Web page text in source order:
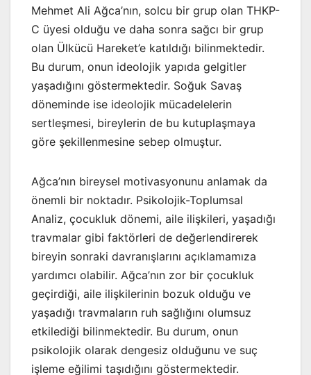
Mehmet Ali Ağca’nın, solcu bir grup olan THKP-
C üyesi olduğu ve daha sonra sağcı bir grup
olan Ülkücü Hareket’e katıldığı bilinmektedir.
Bu durum, onun ideolojik yapıda gelgitler
yaşadığını göstermektedir. Soğuk Savaş
döneminde ise ideolojik mücadelelerin
sertleşmesi, bireylerin de bu kutuplaşmaya
göre şekillenmesine sebep olmuştur.
Ağca’nın bireysel motivasyonunu anlamak da
önemli bir noktadır. Psikolojik-Toplumsal
Analiz, çocukluk dönemi, aile ilişkileri, yaşadığı
travmalar gibi faktörleri de değerlendirerek
bireyin sonraki davranışlarını açıklamamıza
yardımcı olabilir. Ağca’nın zor bir çocukluk
geçirdiği, aile ilişkilerinin bozuk olduğu ve
yaşadığı travmaların ruh sağlığını olumsuz
etkilediği bilinmektedir. Bu durum, onun
psikolojik olarak dengesiz olduğunu ve suç
işleme eğilimi taşıdığını göstermektedir.